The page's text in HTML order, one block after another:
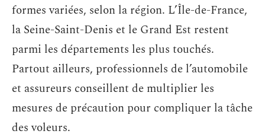
formes variées, selon la région. L’Île-de-France,
la Seine-Saint-Denis et le Grand Est restent
parmi les départements les plus touchés.
Partout ailleurs, professionnels de l’automobile
et assureurs conseillent de multiplier les
mesures de précaution pour compliquer la tâche
des voleurs.